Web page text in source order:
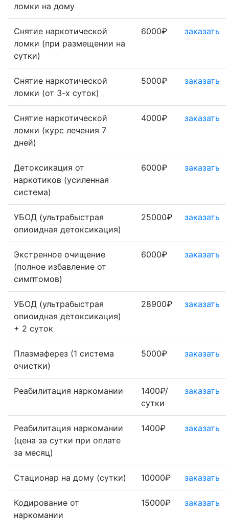
ломки на дому
Снятие наркотической
ломки (при размещении на
сутки)
6000₽ заказать
Снятие наркотической
ломки (от 3-х суток)
5000₽ заказать
Снятие наркотической
ломки (курс лечения 7
дней)
4000₽ заказать
Детоксикация от
наркотиков (усиленная
система)
6000₽ заказать
УБОД (ультрабыстрая
опиоидная детоксикация)
25000₽ заказать
Экстренное очищение
(полное избавление от
симптомов)
6000₽ заказать
УБОД (ультрабыстрая
опиоидная детоксикация)
+ 2 суток
28900₽ заказать
Плазмаферез (1 система
очистки)
5000₽ заказать
Реабилитация наркомании
1400₽/
сутки
заказать
Реабилитация наркомании
(цена за сутки при оплате
за месяц)
1400₽ заказать
Стационар на дому (сутки) 10000₽ заказать
Кодирование от
наркомании
15000₽ заказать